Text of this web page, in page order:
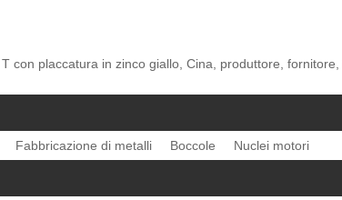
con placcatura in zinco giallo, Cina, produttore, fornitore,
Fabbricazione di metalli Boccole Nuclei motori